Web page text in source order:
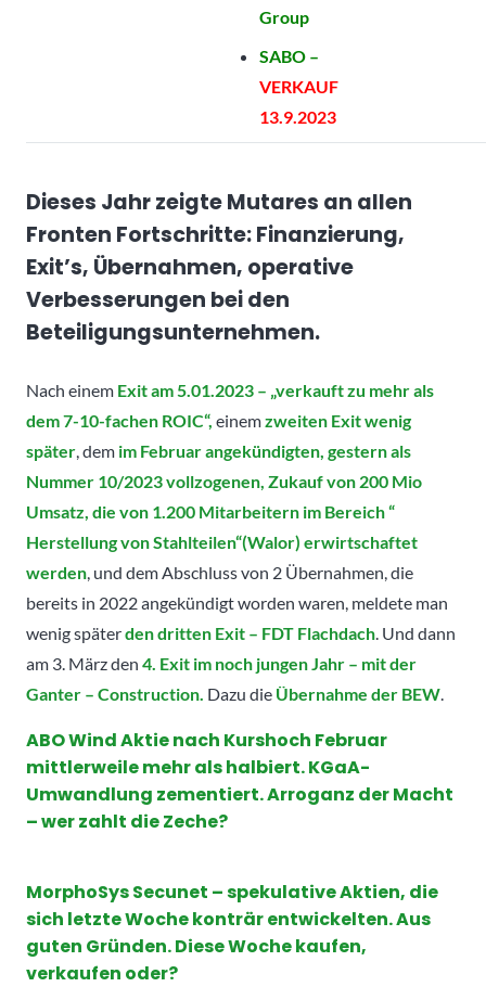
Group
SABO –
VERKAUF
13.9.2023
Dieses Jahr zeigte Mutares an allen
Fronten Fortschritte: Finanzierung,
Exit’s, Übernahmen, operative
Verbesserungen bei den
Beteiligungsunternehmen.
Nach einem Exit am 5.01.2023 – „verkauft zu mehr als
dem 7-10-fachen ROIC“, einemzweiten Exit wenig
später, dem im Februar angekündigten, gestern als
Nummer 10/2023 vollzogenen, Zukauf von 200 Mio
Umsatz, die von 1.200 Mitarbeitern im Bereich “
Herstellung von Stahlteilen“(Walor) erwirtschaftet
werden, und dem Abschluss von 2 Übernahmen, die
bereits in 2022 angekündigt worden waren, meldete man
wenig späterden dritten Exit – FDT Flachdach. Und dann
am 3. März den 4. Exit im noch jungen Jahr – mit der
Ganter – Construction. Dazu die Übernahme der BEW.
ABO Wind Aktie nach Kurshoch Februar
mittlerweile mehr als halbiert. KGaA-
Umwandlung zementiert. Arroganz der Macht
– wer zahlt die Zeche?
MorphoSys Secunet – spekulative Aktien, die
sich letzte Woche konträr entwickelten. Aus
guten Gründen. Diese Woche kaufen,
verkaufen oder?